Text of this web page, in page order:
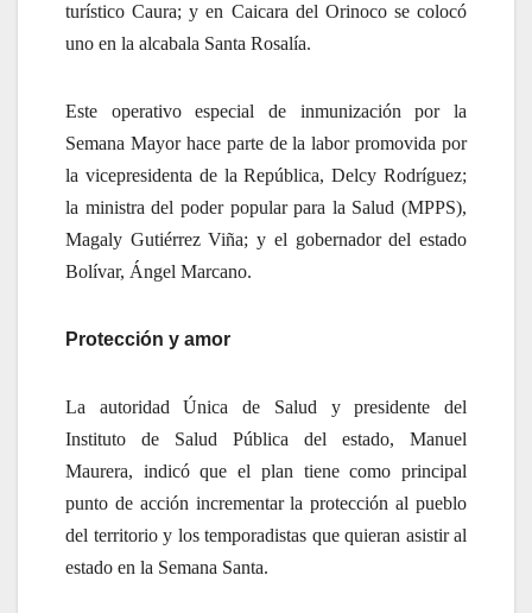
turístico Caura; y en Caicara del Orinoco se colocó
uno en la alcabala Santa Rosalía.
Este operativo especial de inmunización por la
Semana Mayor hace parte de la labor promovida por
la vicepresidenta de la República, Delcy Rodríguez;
la ministra del poder popular para la Salud (MPPS),
Magaly Gutiérrez Viña; y el gobernador del estado
Bolívar, Ángel Marcano.
Protección y amor
La autoridad Única de Salud y presidente del
Instituto de Salud Pública del estado, Manuel
Maurera, indicó que el plan tiene como principal
punto de acción incrementar la protección al pueblo
del territorio y los temporadistas que quieran asistir al
estado en la Semana Santa.